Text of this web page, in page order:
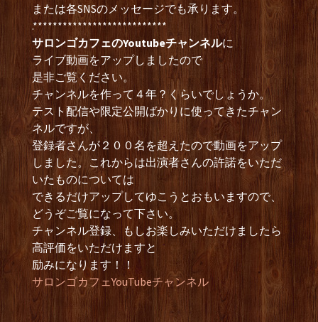
または各SNSのメッセージでも承ります。
.***************************
サロンゴカフェのYoutubeチャンネルに
ライブ動画をアップしましたので
是非ご覧ください。
チャンネルを作って４年？くらいでしょうか。
テスト配信や限定公開ばかりに使ってきたチャン
ネルですが、
登録者さんが２００名を超えたので動画をアップ
しました。これからは出演者さんの許諾をいただ
いたものについては
できるだけアップしてゆこうとおもいますので、
どうぞご覧になって下さい。
チャンネル登録、もしお楽しみいただけましたら
高評価をいただけますと
励みになります！！
サロンゴカフェYouTubeチャンネル